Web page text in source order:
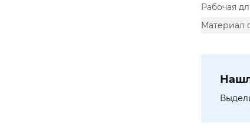
Рабочая
Материал